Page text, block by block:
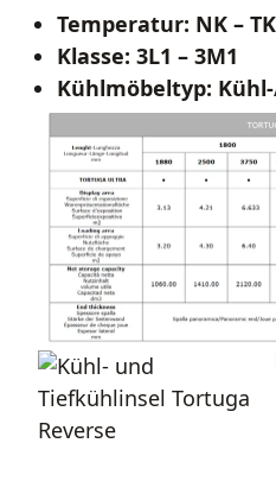
Temperatur: NK – TK
Klasse: 3L1 – 3M1
Kühlmöbeltyp: